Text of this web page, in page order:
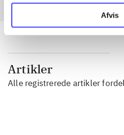
Afvis
Artikler
Alle registrerede artikler